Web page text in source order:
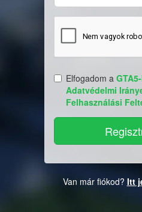
Elfogadom a
Adatvédelmi
Felhasználási
Van már fiókod? Itt